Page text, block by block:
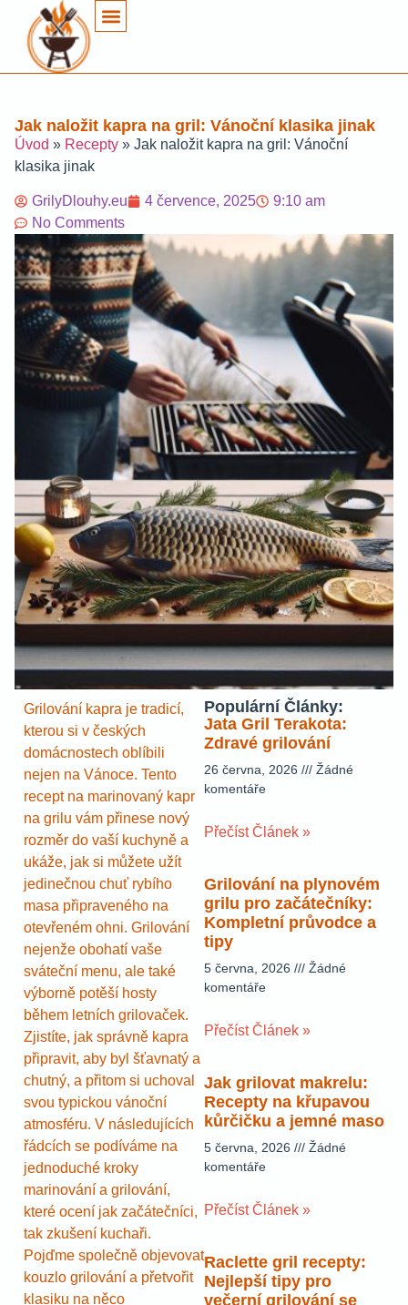
Jak naložit kapra na gril: Vánoční klasika jinak
Úvod » Recepty » Jak naložit kapra na gril: Vánoční
klasika jinak
GrilyDlouhy.eu 4 července, 2025
9:10 am
No Comments
Grilování kapra je tradicí,
kterou si v českých
domácnostech oblíbili
nejen na Vánoce. Tento
recept na marinovaný kapr
na grilu vám přinese nový
rozměr do vaší kuchyně a
ukáže, jak si můžete užít
jedinečnou chuť rybího
masa připraveného na
otevřeném ohni. Grilování
nejenže obohatí vaše
sváteční menu, ale také
výborně potěší hosty
během letních grilovaček.
Zjistíte, jak správně kapra
připravit, aby byl šťavnatý a
chutný, a přitom si uchoval
svou typickou vánoční
atmosféru. V následujících
řádcích se podíváme na
jednoduché kroky
marinování a grilování,
které ocení jak začátečníci,
tak zkušení kuchaři.
Pojďme společně objevovat
kouzlo grilování a přetvořit
klasiku na něco
Populární Články:
Jata Gril Terakota:
Zdravé grilování
26 června, 2026
Žádné
komentáře
Přečíst Článek »
Grilování na plynovém
grilu pro začátečníky:
Kompletní průvodce a
tipy
5 června, 2026
Žádné
komentáře
Přečíst Článek »
Jak grilovat makrelu:
Recepty na křupavou
kůrčičku a jemné maso
5 června, 2026
Žádné
komentáře
Přečíst Článek »
Raclette gril recepty:
Nejlepší tipy pro
večerní grilování se